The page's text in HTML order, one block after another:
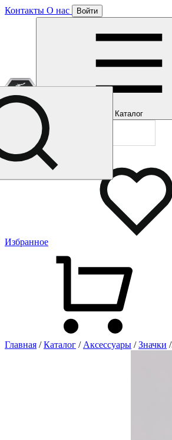
Контакты О нас Войти
Каталог
Газмерч
Избранное
Главная / Каталог / Аксессуары / Значки /